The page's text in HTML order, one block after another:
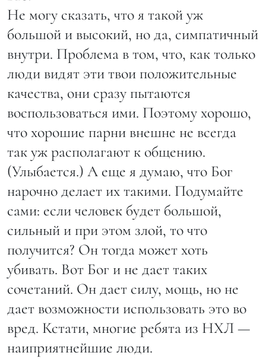
Не могу сказать, что я такой уж
большой и высокий, но да, симпатичный
внутри. Проблема в том, что, как только
люди видят эти твои положительные
качества, они сразу пытаются
воспользоваться ими. Поэтому хорошо,
что хорошие парни внешне не всегда
так уж располагают к общению.
(Улыбается.) А еще я думаю, что Бог
нарочно делает их такими. Подумайте
сами: если человек будет большой,
сильный и при этом злой, то что
получится? Он тогда может хоть
убивать. Вот Бог и не дает таких
сочетаний. Он дает силу, мощь, но не
дает возможности использовать это во
вред. Кстати, многие ребята из НХЛ —
наиприятнейшие люди.